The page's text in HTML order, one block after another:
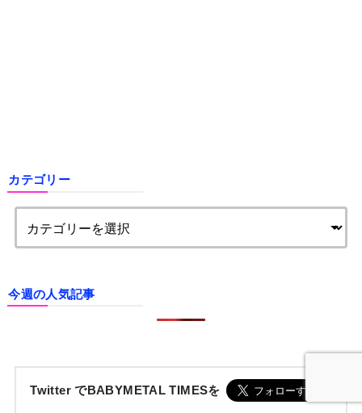
カテゴリー
今週の人気記事
Twitter でBABYMETAL TIMESを